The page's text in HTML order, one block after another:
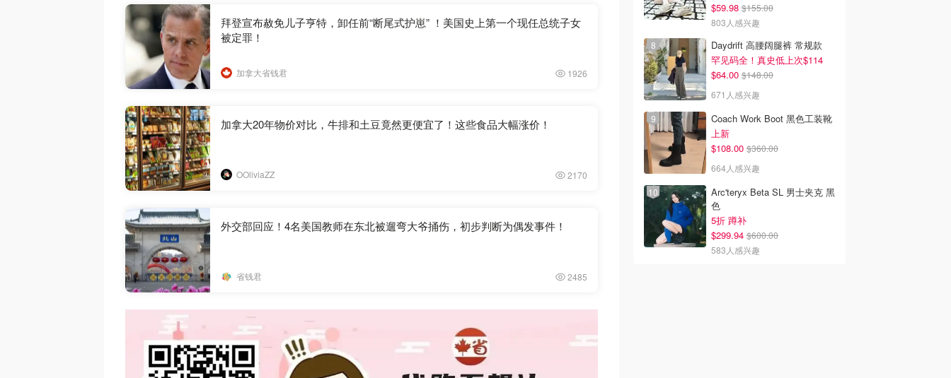
拜登宣布赦免儿子亨特，卸任前“断尾式护崽” ！美国史上第一个现任总统子女
被定罪！
加拿大省钱君 1926
加拿大20年物价对比，牛排和土豆竟然更便宜了！这些食品大幅涨价！
OOliviaZZ 2170
外交部回应！4名美国教师在东北被遛弯大爷捅伤，初步判断为偶发事件！
省钱君 2485
$59.98 $155.00
803人感兴趣
Daydrift 高腰阔腿裤 常规款
罕见码全！真史低上次$114
$64.00 $148.00
671人感兴趣
Coach Work Boot 黑色工装靴
上新
$108.00 $360.00
664人感兴趣
Arc'teryx Beta SL 男士夹克 黑
色
5折 蹲补
$299.94 $600.00
583人感兴趣